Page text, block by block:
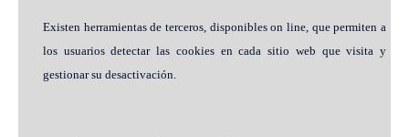
Existen herramientas de terceros, disponibles on line, que permiten a
los usuarios detectar las cookies en cada sitio web que visita y
gestionar su desactivación.